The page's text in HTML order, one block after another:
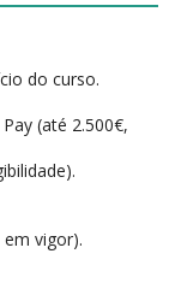
do curso.
(até 2.500€,
vigor).